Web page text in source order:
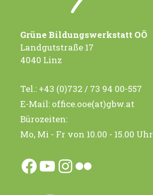
Grüne Bildungswerkstatt OÖ
Landgutstraße 17
4040 Linz
Tel.: +43 (0)732 / 73 94 00-557
E-Mail: office.ooe(at)gbw.at
Bürozeiten:
Mo, Mi - Fr von 10.00 - 15.00 Uhr
Facebook
YouTube
Instagram
Flickr